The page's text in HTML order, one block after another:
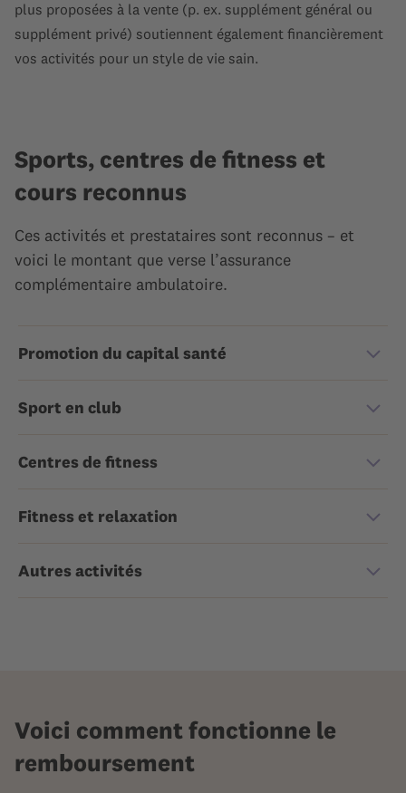
plus proposées à la vente (p. ex. supplément général ou
supplément privé) soutiennent également financièrement
vos activités pour un style de vie sain.
Sports, centres de fitness et
cours reconnus
Ces activités et prestataires sont reconnus – et
voici le montant que verse l’assurance
complémentaire ambulatoire.
Promotion du capital santé
Sport en club
Centres de fitness
Fitness et relaxation
Autres activités
Voici comment fonctionne le
remboursement